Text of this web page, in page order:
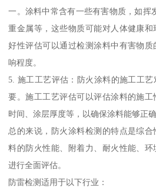
一。涂料中常含有一些有害物质，如挥
重金属等，这些物质可能对人体健康
好性评估可以通过检测涂料中有害物
响程度。
5. 施工工艺评估：防火涂料的施工工
要。施工工艺评估可以评估涂料的施
时间、涂层厚度等，以确保涂料能够正
总的来说，防火涂料检测的特点是综
料的防火性能、附着力、耐火性能、
进行全面评估。
防雷检测适用于以下行业：